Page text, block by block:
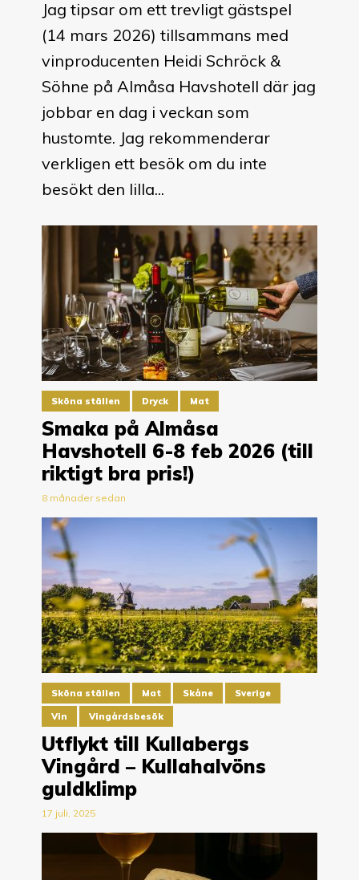
Jag tipsar om ett trevligt gästspel
(14 mars 2026) tillsammans med
vinproducenten Heidi Schröck &
Söhne på Almåsa Havshotell där jag
jobbar en dag i veckan som
hustomte. Jag rekommenderar
verkligen ett besök om du inte
besökt den lilla...
Sköna ställen Dryck Mat
Smaka på Almåsa
Havshotell 6-8 feb 2026 (till
riktigt bra pris!)
8 månader sedan
Sköna ställen Mat Skåne Sverige
Vin Vingårdsbesök
Utflykt till Kullabergs
Vingård – Kullahalvöns
guldklimp
17 juli, 2025